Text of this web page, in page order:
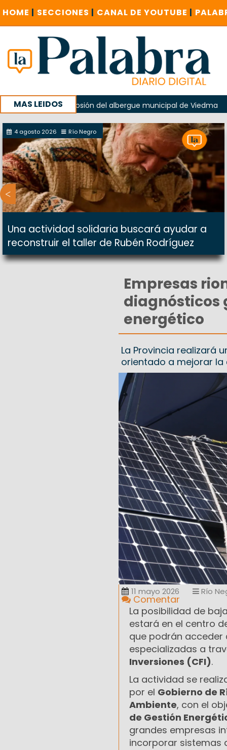
HOME | SECCIONES | CANAL DE YOUTUBE |
MAS LEIDOS
en la explosión del albergue municipal de Viedma La
con un encuentro provincial en Roca
4 agosto 2026 Río Negro
Una actividad solidaria buscará ayudar a
reconstruir el taller de Rubén Rodríguez
Empresas
diagnósticos
energético
La Provincia realizará
orientado a mejorar
11 mayo 2026 Río
Comentar
La posibilidad de
estará en el centro
que podrán
especializadas a
Inversiones (CFI).
La actividad se
por el Gobierno de
Ambiente, con el
de Gestión
grandes empresas
incorporar sistemas